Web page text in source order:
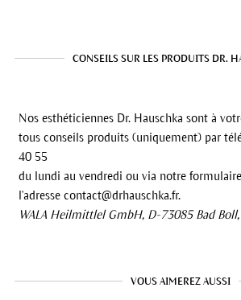
CONSEILS SUR LES PRODUITS DR.
Nos esthéticiennes Dr. Hauschka sont à
tous conseils produits (uniquement) par
40 55
du lundi au vendredi ou via notre
l'adresse contact@drhauschka.fr.
WALA Heilmittlel GmbH, D-73085 Bad
VOUS AIMEREZ AUSSI